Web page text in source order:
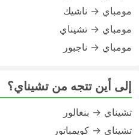
مومباي → ناشيك
مومباي → تشيناي
مومباي → ناجبور
إلى أين تتجه من تشيناي؟
تشيناي → بنغالور
تشيناي → كويمباتور